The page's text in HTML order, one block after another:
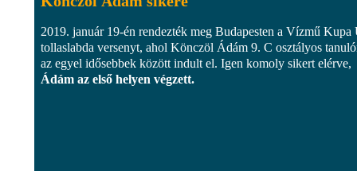
2019. január 19-én rendezték meg Budapesten a Vízmű Kupa
tollaslabda versenyt, ahol Könczöl Ádám 9. C osztályos
az egyel idősebbek között indult el. Igen komoly sikert elérve,
Ádám az első helyen végzett.